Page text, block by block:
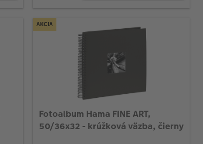
AKCIA
Fotoalbum Hama FINE ART,
50/36x32 - krúžková väzba, čierny